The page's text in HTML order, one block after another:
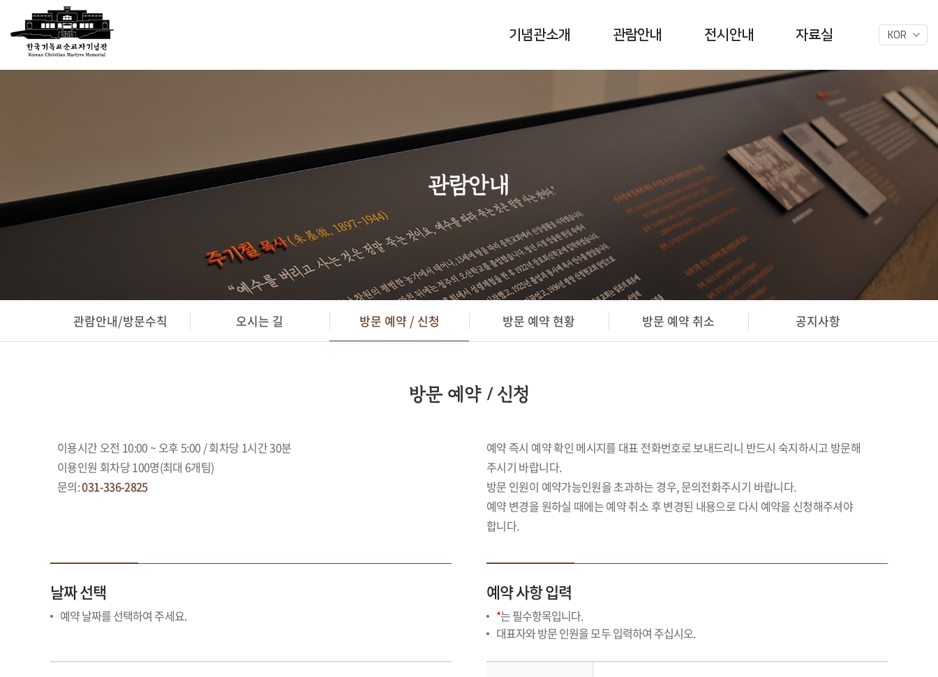
기념관소개 관람안내 전시안내 자료실 KOR
관람안내
관람안내/방문수칙 오시는 길 방문 예약 / 신청 방문 예약 현황 방문 예약 취소 공지사항
방문 예약 / 신청
이용시간 오전 10:00 ~ 오후 5:00 / 회차당 1시간 30분
이용인원 회차당 100명(최대 6개팀)
문의:031-336-2825
예약 즉시 예약 확인 메시지를 대표 전화번호로 보내드리니 반드시 숙지하시고 방문해
주시기 바랍니다.
방문 인원이 예약가능인원을 초과하는 경우, 문의전화주시기 바랍니다.
예약 변경을 원하실 때에는 예약 취소 후 변경된 내용으로 다시 예약을 신청해주셔야
합니다.
날짜 선택
예약 날짜를 선택하여 주세요.
예약 사항 입력
*는 필수항목입니다.
대표자와 방문 인원을 모두 입력하여 주십시오.